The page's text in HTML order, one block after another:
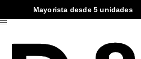
Mayorista desde 5 unidades